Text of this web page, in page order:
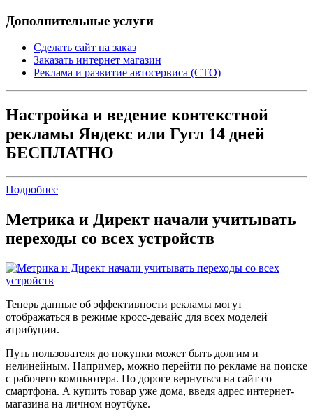
Дополнительные услуги
Сделать сайт на заказ
Заказать интернет магазин
Реклама и развитие автосервиса (СТО)
Настройка и ведение контекстной
рекламы Яндекс или Гугл 14 дней
БЕСПЛАТНО
Подробнее
Метрика и Директ начали учитывать
переходы со всех устройств
Теперь данные об эффективности рекламы могут
отображаться в режиме кросс-девайс для всех моделей
атрибуции.
Путь пользователя до покупки может быть долгим и
нелинейным. Например, можно перейти по рекламе на поиске
с рабочего компьютера. По дороге вернуться на сайт со
смартфона. А купить товар уже дома, введя адрес интернет-
магазина на личном ноутбуке.